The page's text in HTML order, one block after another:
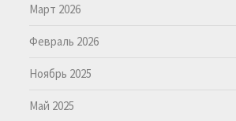
Март 2026
Февраль 2026
Ноябрь 2025
Май 2025